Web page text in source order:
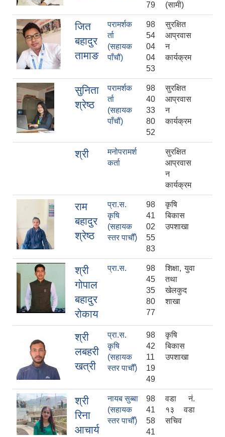
79
(सामी)
जित
बहादुर
तामाङ
परामर्शक
र्ता
(सहायक
पाँचौं)
98
54
04
04
53
सुरक्षित
आप्रवास
न
कार्यक्रम
सुनिता
श्रेष्ठ
परामर्शक
र्ता
(सहायक
पाँचौं)
98
40
33
80
52
सुरक्षित
आप्रवास
न
कार्यक्रम
श्री
मनोपरामर्श
कर्ता
सुरक्षित
आप्रवास
न
कार्यक्रम
राम
बहादुर
श्रेष्ठ
प्रा.स.
कृषि
(सहायक
स्तर पाचौँ)
98
41
02
55
83
कृषि
बिकास
उपशाखा
श्री
गोपाल
बहादुर
रोकाय
प्रा.स.
98
45
35
80
77
शिक्षा, युवा
तथा
खेलकुद
शाखा
श्री
लबहरी
खत्री
प्रा.स.
कृषि
(सहायक
स्तर पाचौँ)
98
42
11
19
49
कृषि
बिकास
उपशाखा
श्री
रिना
आचार्य
नायब सुब्बा
(सहायक
स्तर पाचौँ)
98
41
58
41
वडा नं.
१३ वडा
सचिव